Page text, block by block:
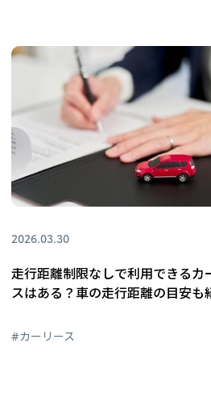
2026.03.30
走行距離制限なしで利用できるカ
スはある？車の走行距離の目安も
#カーリース